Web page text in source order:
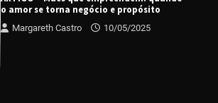
o amor se torna negócio e propósito
Margareth Castro 10/05/2025